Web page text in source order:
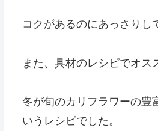
コクがあるのにあっさりし
また、具材のレシピでオス
冬が旬のカリフラワーの豊
いうレシピでした。